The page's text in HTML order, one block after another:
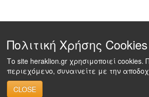
Πολιτική Χρήσης Cookies
Το site heraklion.gr χρησιμοποιεί
περιεχόμενο, συναινείτε με την
CLOSE